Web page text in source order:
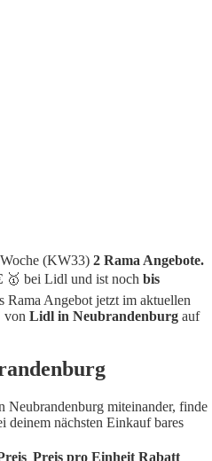
(KW33) 2 Rama Angebote.
🥇 bei Lidl und ist noch bis
Rama Angebot jetzt im aktuellen
Lidl in Neubrandenburg auf
Neubrandenburg miteinander, finde
deinem nächsten Einkauf bares
Preis pro Einheit Rabatt